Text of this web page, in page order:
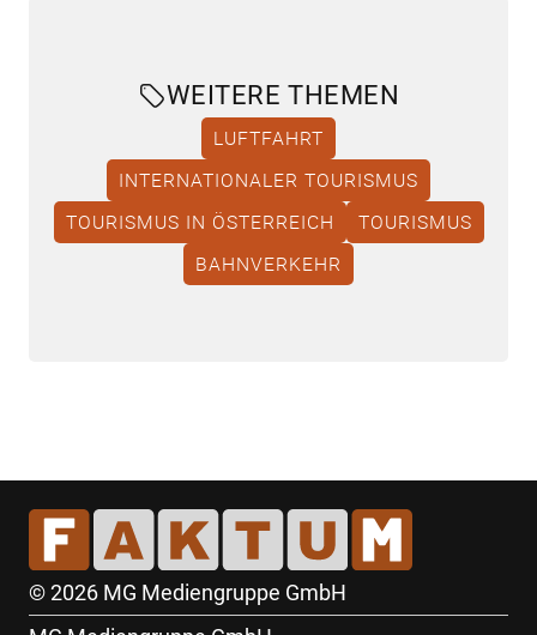
WEITERE THEMEN
LUFTFAHRT
INTERNATIONALER TOURISMUS
TOURISMUS IN ÖSTERREICH
TOURISMUS
BAHNVERKEHR
© 2026 MG Mediengruppe GmbH